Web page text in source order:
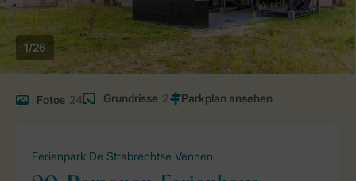
1/26
Fotos 24 Grundrisse 2
Ferienpark De Strabrechtse Vennen